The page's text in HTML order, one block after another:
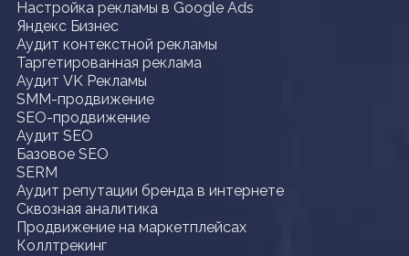
Настройка рекламы в Google Ads
Яндекс Бизнес
Аудит контекстной рекламы
Таргетированная реклама
Аудит VK Рекламы
SMM-продвижение
SEO-продвижение
Аудит SEO
Базовое SEO
SERM
Аудит репутации бренда в интернете
Сквозная аналитика
Продвижение на маркетплейсах
Коллтрекинг